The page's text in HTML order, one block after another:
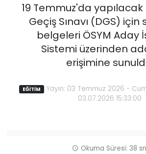
19 Temmuz'da yapılacak
Geçiş Sınavı (DGS) için
belgeleri ÖSYM Aday
Sistemi üzerinden
erişimine
EĞİTİM Yayın: 03 Temmuz 2026 -
03.07.2026 15:33:00
Okuma Süresi: 38